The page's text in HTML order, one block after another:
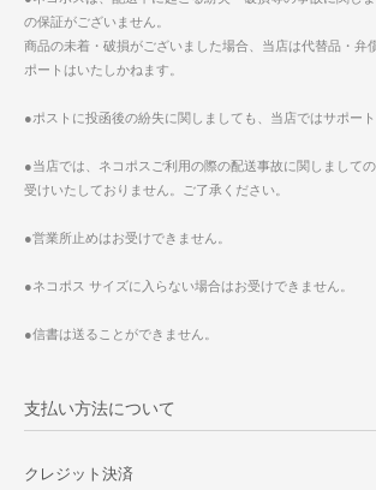
の保証がございません。
商品の未着・破損がございました場合、当店は代替品・弁
ポートはいたしかねます。
●ポストに投函後の紛失に関しましても、当店ではサポート
●当店では、ネコポスご利用の際の配送事故に関しまして
受けいたしておりません。ご了承ください。
●営業所止めはお受けできません。
●ネコポス サイズに入らない場合はお受けできません。
●信書は送ることができません。
支払い方法について
クレジット決済